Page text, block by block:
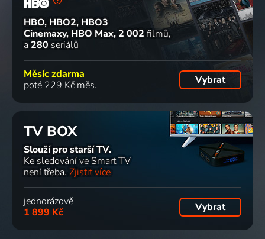
HBO, HBO2, HBO3
Cinemaxy, HBO Max 2 002 filmů
a 280 seriálů
Měsíc zdarma
poté 229 Kč měs.
Vybrat
TV BOX
Slouží pro starší TV.
Ke sledování ve Smart TV
není třeba. Zjistit více
jednorázově
1 899 Kč
Vybrat